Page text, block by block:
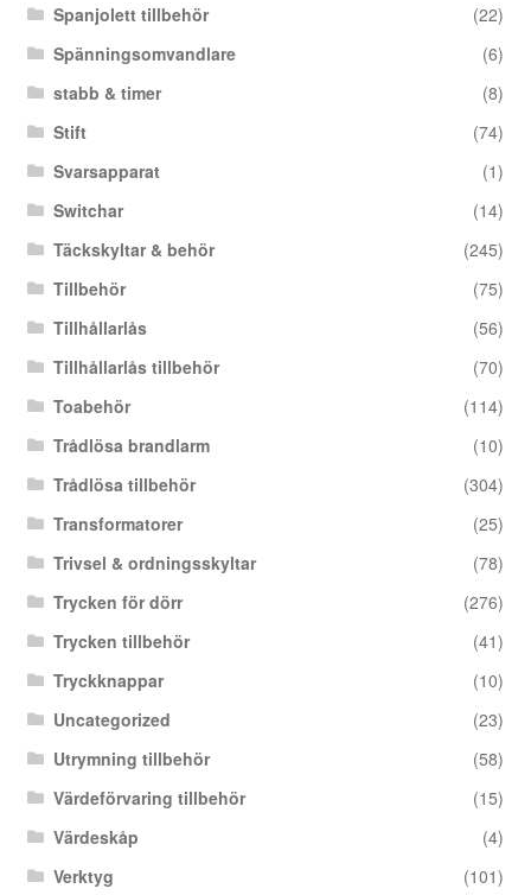
Spanjolett tillbehör
(22)
Spänningsomvandlare
(6)
stabb & timer
(8)
Stift
(74)
Svarsapparat
(1)
Switchar
(14)
Täckskyltar & behör
(245)
Tillbehör
(75)
Tillhållarlås
(56)
Tillhållarlås tillbehör
(70)
Toabehör
(114)
Trådlösa brandlarm
(10)
Trådlösa tillbehör
(304)
Transformatorer
(25)
Trivsel & ordningsskyltar
(78)
Trycken för dörr
(276)
Trycken tillbehör
(41)
Tryckknappar
(10)
Uncategorized
(23)
Utrymning tillbehör
(58)
Värdeförvaring tillbehör
(15)
Värdeskåp
(4)
Verktyg
(101)